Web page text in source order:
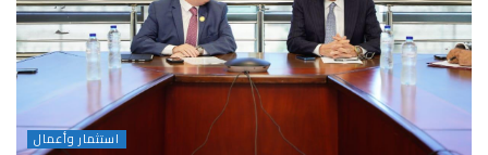
استثمار وأعمال